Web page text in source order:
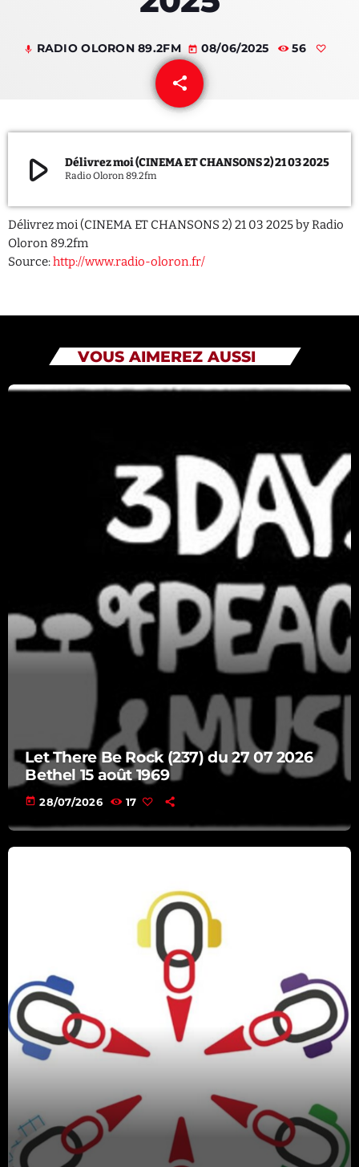
ADHÉRER OU SOUTENIR
juillet 2026
octobre 2025
ÉMISSIONS À VENIR
RFI
12:00 - 12:15
Playlists Musicales
mic RADIO OLORON 89.2FM today 08/06/2025 56
share
email
play_arrow Délivrez moi (CINEMA ET CHANSONS 2) 21 03 2025
Radio Oloron 89.2fm
Délivrez moi (CINEMA ET CHANSONS 2) 21 03 2025 by Radio
Oloron 89.2fm
Source:http://www.radio-oloron.fr/
VOUS AIMEREZ AUSSI
Let There Be Rock (237) du 27 07 2026
Bethel 15 août 1969
today 28/07/2026 17